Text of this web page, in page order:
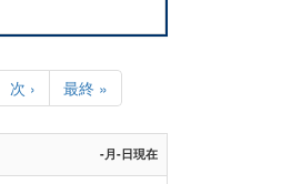
次
ペ
ー
次 ›
最
終
ペ
ジ
最終 »
-月-日現在